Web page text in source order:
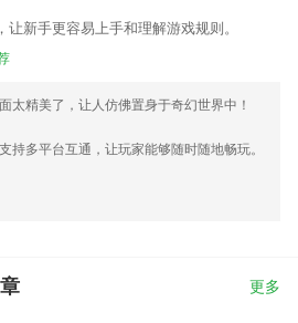
新手更容易上手和理解游戏规则。
太精美了，让人仿佛置身于奇幻世界中！
支持多平台互通，让玩家能够随时随地畅玩。
更多